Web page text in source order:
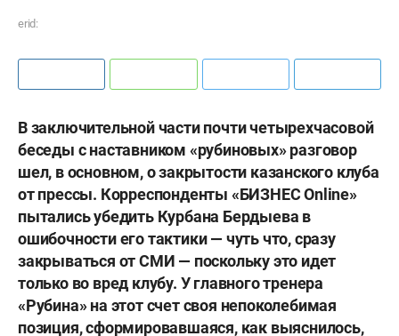
erid:
В заключительной части почти четырехчасовой
беседы с наставником «рубиновых» разговор
шел, в основном, о закрытости казанского клуба
от прессы. Корреспонденты «БИЗНЕС Online»
пытались убедить Курбана Бердыева в
ошибочности его тактики — чуть что, сразу
закрываться от СМИ — поскольку это идет
только во вред клубу. У главного тренера
«Рубина» на этот счет своя непоколебимая
позиция, сформировавшаяся, как выяснилось,